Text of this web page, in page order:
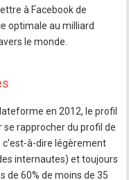
à Facebook de
optimale au milliard
le monde.
en 2012, le profil
rapprocher du profil de
c'est-à-dire légèrement
internautes) et toujours
de 60% de moins de 35